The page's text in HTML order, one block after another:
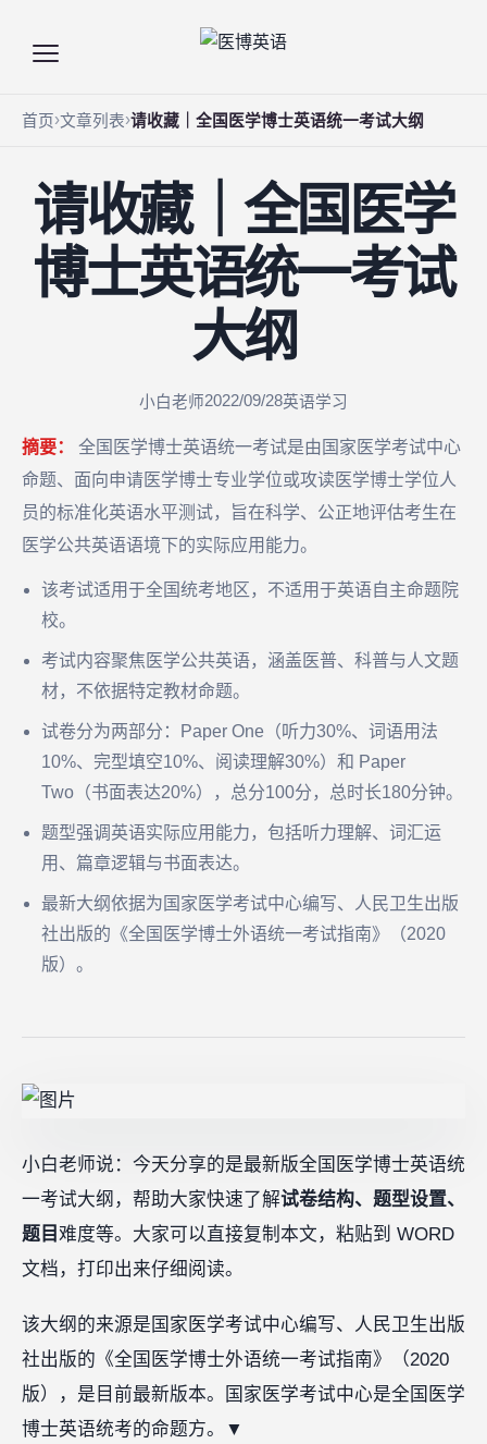
首页 文章列表 请收藏｜全国医学博士英语统一考试大纲
请收藏｜全国医学
博士英语统一考试
大纲
小白老师2022/09/28英语学习
摘要：
全国医学博士英语统一考试是由国家医学考试中心
命题、面向申请医学博士专业学位或攻读医学博士学位人
员的标准化英语水平测试，旨在科学、公正地评估考生在
医学公共英语语境下的实际应用能力。
该考试适用于全国统考地区，不适用于英语自主命题院
校。
考试内容聚焦医学公共英语，涵盖医普、科普与人文题
材，不依据特定教材命题。
试卷分为两部分：Paper One（听力30%、词语用法
10%、完型填空10%、阅读理解30%）和 Paper
Two（书面表达20%），总分100分，总时长180分钟。
题型强调英语实际应用能力，包括听力理解、词汇运
用、篇章逻辑与书面表达。
最新大纲依据为国家医学考试中心编写、人民卫生出版
社出版的《全国医学博士外语统一考试指南》（2020
版）。
小白老师说：今天分享的是最新版全国医学博士英语统
一考试大纲，帮助大家快速了解试卷结构、题型设置、
题目 难度等。大家可以直接复制本文，粘贴到 WORD
文档，打印出来仔细阅读。
该大纲的来源是国家医学考试中心编写、人民卫生出版
社出版的《全国医学博士外语统一考试指南》（2020
版），是目前最新版本。国家医学考试中心是全国医学
博士英语统考的命题方。▼